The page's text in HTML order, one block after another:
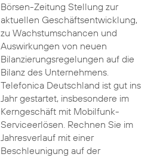
Börsen-Zeitung Stellung zur
aktuellen Geschäftsentwicklung,
zu Wachstumschancen und
Auswirkungen von neuen
Bilanzierungsregelungen auf die
Bilanz des Unternehmens.
Telefonica Deutschland ist gut ins
Jahr gestartet, insbesondere im
Kerngeschäft mit Mobilfunk-
Serviceerlösen. Rechnen Sie im
Jahresverlauf mit einer
Beschleunigung auf der